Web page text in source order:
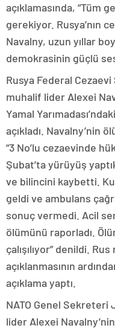
açıklamasında, “Tüm
gerekiyor. Rusya’nın
Navalny, uzun yıllar
demokrasinin güçlü
Rusya Federal Cezaevi
muhalif lider Alexei
Yamal
açıkladı. Navalny’nin
“3 No’lu cezaevinde
Şubat’ta yürüyüş
ve bilincini kaybetti.
geldi ve ambulans
sonuç vermedi. Acil
ölümünü raporladı.
çalışılıyor” denildi.
açıklanmasının
açıklama yaptı.
NATO Genel
lider Alexei